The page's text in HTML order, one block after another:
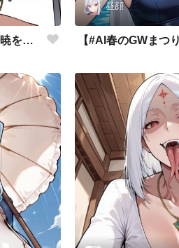
【#AI春のGWまつり】春眠暁をなんちゃら
昼顔